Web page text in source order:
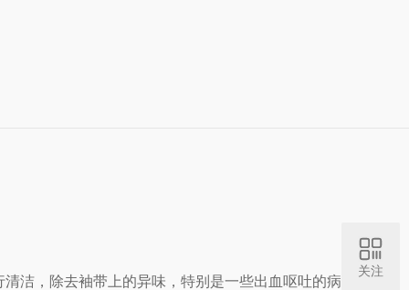
，除去袖带上的异味，特别是一些出血呕吐的病人。
关注